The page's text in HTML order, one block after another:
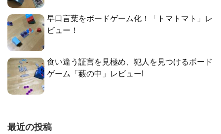
早口言葉をボードゲーム化！「トマトマト」レ
ビュー！
食い違う証言を見極め、犯人を見つけるボード
ゲーム「藪の中」レビュー!
最近の投稿